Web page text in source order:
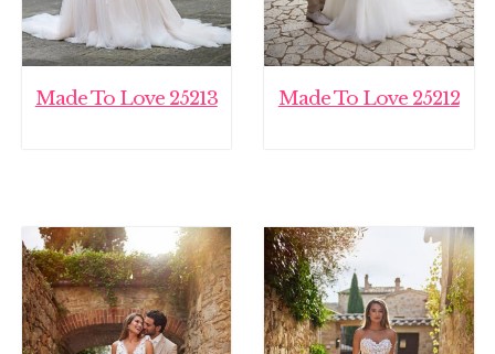
Made To Love 25213 Made To Love 25212